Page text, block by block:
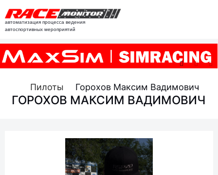
автоматизация процесса ведения
автоспортивных мероприятий
Пилоты Горохов Максим Вадимович
ГОРОХОВ МАКСИМ ВАДИМОВИЧ